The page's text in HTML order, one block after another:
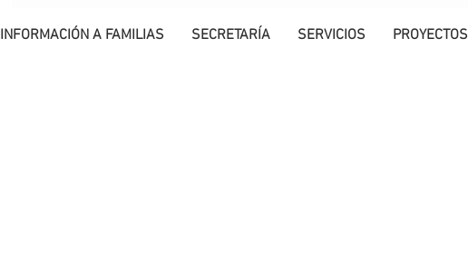
INFORMACIÓN A FAMILIAS SECRETARÍA SERVICIOS PROYECTOS